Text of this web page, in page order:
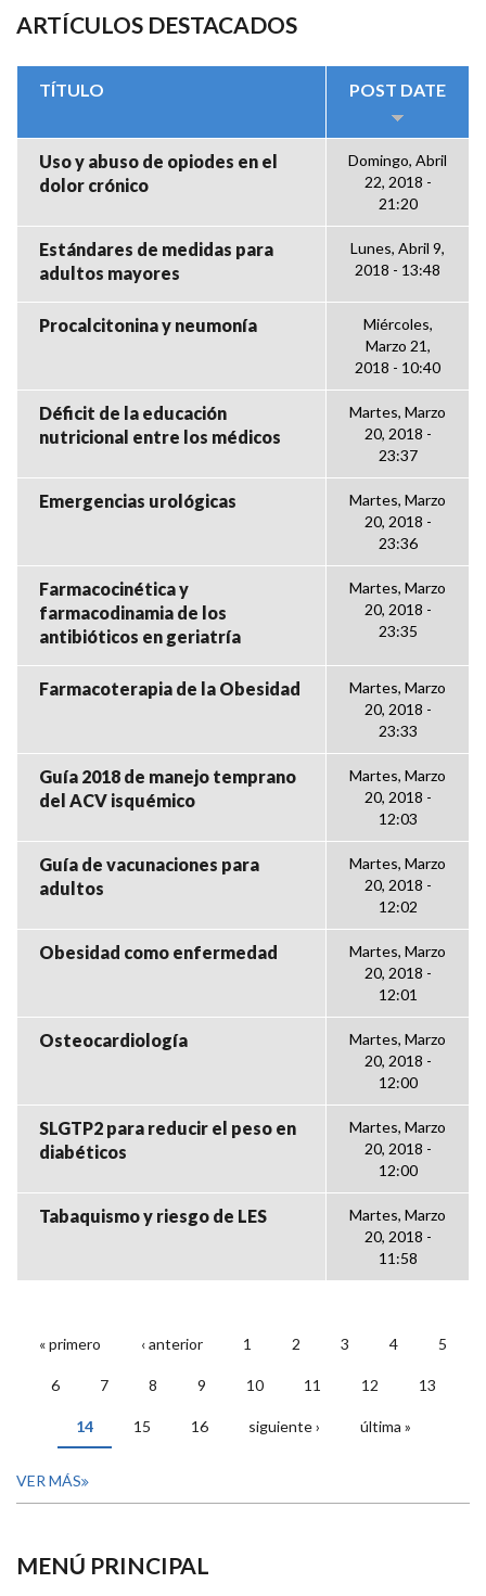
ARTÍCULOS DESTACADOS
TÍTULO POST DATE
Uso y abuso de opiodes en el
dolor crónico
Domingo, Abril
22, 2018 -
21:20
Estándares de medidas para
adultos mayores
Lunes, Abril 9,
2018 - 13:48
Procalcitonina y neumonía
Miércoles,
Marzo 21,
2018 - 10:40
Déficit de la educación
nutricional entre los médicos
Martes, Marzo
20, 2018 -
23:37
Emergencias urológicas
Martes, Marzo
20, 2018 -
23:36
Farmacocinética y
farmacodinamia de los
antibióticos en geriatría
Martes, Marzo
20, 2018 -
23:35
Farmacoterapia de la Obesidad
Martes, Marzo
20, 2018 -
23:33
Guía 2018 de manejo temprano
del ACV isquémico
Martes, Marzo
20, 2018 -
12:03
Guía de vacunaciones para
adultos
Martes, Marzo
20, 2018 -
12:02
Obesidad como enfermedad
Martes, Marzo
20, 2018 -
12:01
Osteocardiología
Martes, Marzo
20, 2018 -
12:00
SLGTP2 para reducir el peso en
diabéticos
Martes, Marzo
20, 2018 -
12:00
Tabaquismo y riesgo de LES
Martes, Marzo
20, 2018 -
11:58
PÁGINAS
« primero ‹ anterior 1 2 3 4 5
6 7 8 9 10 11 12 13
14 15 16 siguiente › última »
VER MÁS
MENÚ PRINCIPAL